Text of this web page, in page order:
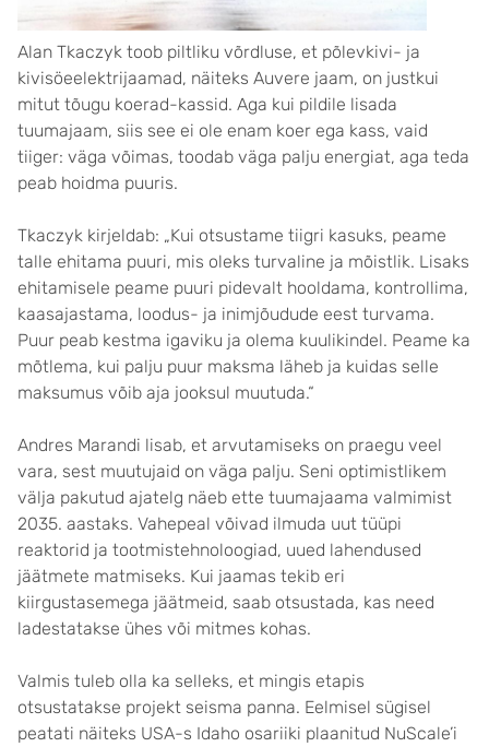
Alan Tkaczyk toob piltliku võrdluse, et põlevkivi- ja
kivisöeelektrijaamad, näiteks Auvere jaam, on justkui
mitut tõugu koerad-kassid. Aga kui pildile lisada
tuumajaam, siis see ei ole enam koer ega kass, vaid
tiiger: väga võimas, toodab väga palju energiat, aga teda
peab hoidma puuris.
Tkaczyk kirjeldab: „Kui otsustame tiigri kasuks, peame
talle ehitama puuri, mis oleks turvaline ja mõistlik. Lisaks
ehitamisele peame puuri pidevalt hooldama, kontrollima,
kaasajastama, loodus- ja inimjõudude eest turvama.
Puur peab kestma igaviku ja olema kuulikindel. Peame ka
mõtlema, kui palju puur maksma läheb ja kuidas selle
maksumus võib aja jooksul muutuda.“
Andres Marandi lisab, et arvutamiseks on praegu veel
vara, sest muutujaid on väga palju. Seni optimistlikem
välja pakutud ajatelg näeb ette tuumajaama valmimist
2035. aastaks. Vahepeal võivad ilmuda uut tüüpi
reaktorid ja tootmistehnoloogiad, uued lahendused
jäätmete matmiseks. Kui jaamas tekib eri
kiirgustasemega jäätmeid, saab otsustada, kas need
ladestatakse ühes või mitmes kohas.
Valmis tuleb olla ka selleks, et mingis etapis
otsustatakse projekt seisma panna. Eelmisel sügisel
peatati näiteks USA-s Idaho osariiki plaanitud NuScale’i